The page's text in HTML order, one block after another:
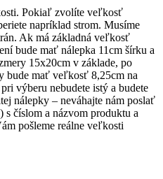
Pokiaľ zvolíte veľkosť
napríklad strom. Musíme
Ak má základná veľkosť
bude mať nálepka 11cm šírku a
15x20cm v základe, po
bude mať veľkosť 8,25cm na
výberu nebudete istý a budete
nálepky – neváhajte nám poslať
číslom a názvom produktu a
pošleme reálne veľkosti